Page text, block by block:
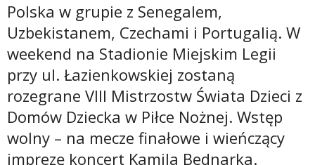
Polska w grupie z Senegalem,
Uzbekistanem, Czechami i Portugalią. W
weekend na Stadionie Miejskim Legii
przy ul. Łazienkowskiej zostaną
rozegrane VIII Mistrzostw Świata Dzieci z
Domów Dziecka w Piłce Nożnej. Wstęp
wolny – na mecze finałowe i wieńczący
imprezę koncert Kamila Bednarka.